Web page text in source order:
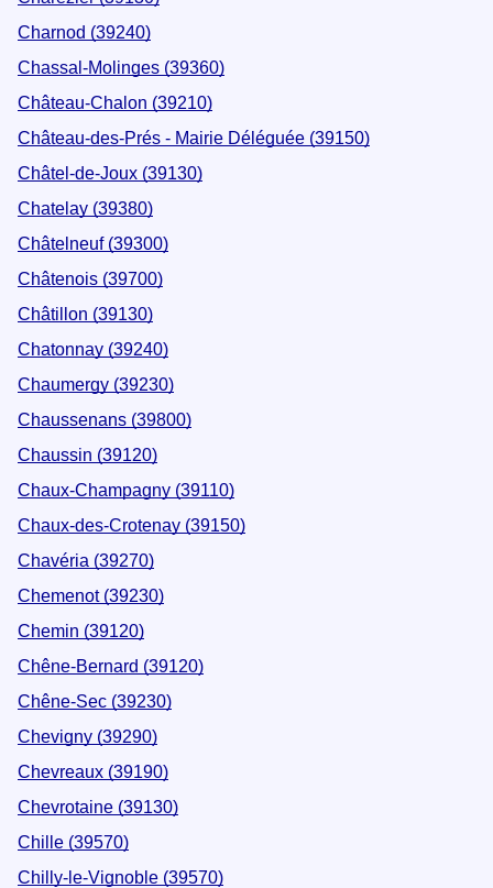
Charnod (39240)
Chassal-Molinges (39360)
Château-Chalon (39210)
Château-des-Prés - Mairie Déléguée (39150)
Châtel-de-Joux (39130)
Chatelay (39380)
Châtelneuf (39300)
Châtenois (39700)
Châtillon (39130)
Chatonnay (39240)
Chaumergy (39230)
Chaussenans (39800)
Chaussin (39120)
Chaux-Champagny (39110)
Chaux-des-Crotenay (39150)
Chavéria (39270)
Chemenot (39230)
Chemin (39120)
Chêne-Bernard (39120)
Chêne-Sec (39230)
Chevigny (39290)
Chevreaux (39190)
Chevrotaine (39130)
Chille (39570)
Chilly-le-Vignoble (39570)